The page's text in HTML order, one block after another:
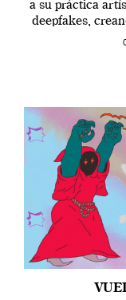
a su práctica
deepfakes,